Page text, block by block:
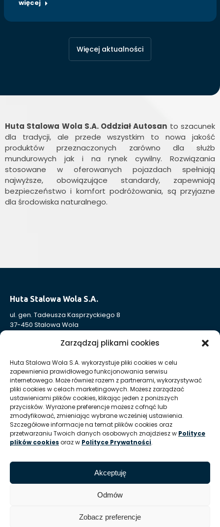
Zarządzaj plikami cookies
Huta Stalowa Wola S.A. wykorzystuje pliki cookies w celu
zapewnienia prawidłowego funkcjonowania serwisu
internetowego. Może również razem z partnerami, wykorzystywać
pliki cookies w celach marketingowych. Możesz zarządzać
ustawieniami plików cookies, klikając jeden z poniższych
przycisków. Wyrażone preferencje możesz cofnąć lub
zmodyfikować, zmieniając wybrane wcześniej ustawienia.
Szczegółowe informacje na temat plików cookies oraz
przetwarzaniu Twoich danych osobowych znajdziesz w Polityce
plików cookiesoraz w Polityce Prywatności.
Akceptuję
Odmów
Zobacz preferencje
więcej
Więcej aktualności
Huta Stalowa Wola S.A. Oddział Autosan to szacunek
dla tradycji, ale przede wszystkim to nowa jakość
produktów przeznaczonych zarówno dla służb
mundurowych jak i na rynek cywilny. Rozwiązania
stosowane w oferowanych pojazdach spełniają
najwyższe, obowiązujące standardy, zapewniają
bezpieczeństwo i komfort podróżowania, są przyjazne
dla środowiska naturalnego.
Huta Stalowa Wola S.A.
ul. gen. Tadeusza Kasprzyckiego 8
37-450 Stalowa Wola
Nr KRS: 0000004324
REGON: 830005443
Sąd Rejonowy w Rzeszowie, XII Wydział Gospodarczy
Krajowego Rejestru Sądowego
Kapitał Zakładowy: 332 905 973,00 zł – opłacony w całości
Huta Stalowa Wola S.A. Oddział Autosan w Sanoku
ul. Lipińskiego 109
REGON Oddziału 830005443-00214
T: